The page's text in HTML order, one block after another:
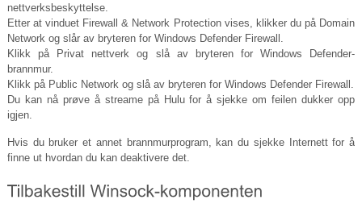
nettverksbeskyttelse.
Etter at vinduet Firewall & Network Protection vises, klikker du på Domain
Network og slår av bryteren for Windows Defender Firewall.
Klikk på Privat nettverk og slå av bryteren for Windows Defender-
brannmur.
Klikk på Public Network og slå av bryteren for Windows Defender Firewall.
Du kan nå prøve å streame på Hulu for å sjekke om feilen dukker opp
igjen.
Hvis du bruker et annet brannmurprogram, kan du sjekke Internett for å
finne ut hvordan du kan deaktivere det.